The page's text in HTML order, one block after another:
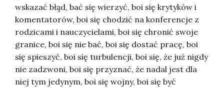
wskazać błąd, bać się wierzyć, boi się krytyków i
komentatorów, boi się chodzić na konferencje z
rodzicami i nauczycielami, boi się chronić swoje
granice, boi się nie bać, boi się dostać pracę, boi
się spieszyć, boi się turbulencji, boi się, że już nigdy
nie zadzwoni, boi się przyznać, że nadal jest dla
niej tym jedynym, boi się wojny, boi się być